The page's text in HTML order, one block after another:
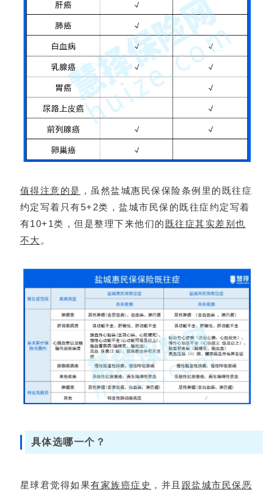
值得注意的是 ，虽然盐城惠民保保险条例里的既往症
约定写着只有5+2类，盐城市民保的既往症约定写着
有10+1类，但是整理下来他们的 既往症其实差别也
不大 。
具体选哪一个？
星球君觉得如果有家族癌症史 ，并且 跟盐城市民保恶